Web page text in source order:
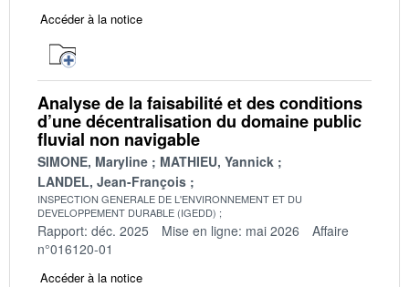
Accéder à la notice
Analyse de la faisabilité et des conditions
d’une décentralisation du domaine public
fluvial non navigable
SIMONE, Maryline
MATHIEU, Yannick
LANDEL, Jean-François
INSPECTION GENERALE DE L'ENVIRONNEMENT ET DU
DEVELOPPEMENT DURABLE (IGEDD)
Rapport: déc. 2025 Mise en ligne: mai 2026
Affaire
n°016120-01
Accéder à la notice